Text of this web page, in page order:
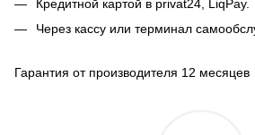
Кредитной картой в privat24, LiqPay.
Через кассу или терминал
Гарантия от производителя 12 месяцев